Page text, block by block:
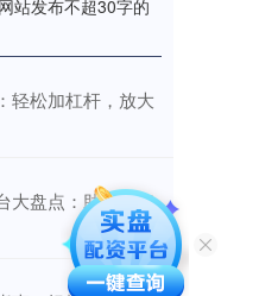
站发布不超30字的
轻松加杠杆，放大
大盘点：助你投资